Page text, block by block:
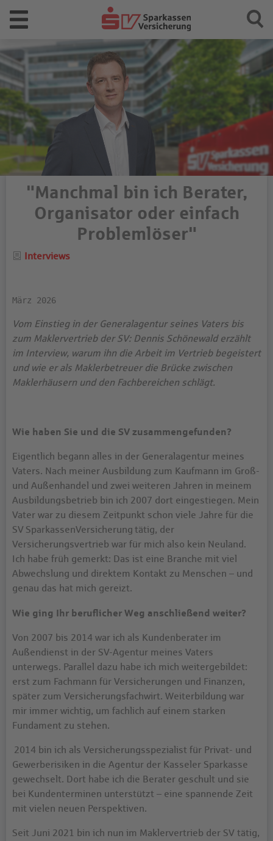
"Manchmal bin ich Berater,
Organisator oder einfach
Problemlöser"
Category
Interviews
März 2026
Vom Einstieg in der Generalagentur seines Vaters bis
zum Maklervertrieb der SV: Dennis Schönewald erzählt
im Interview, warum ihn die Arbeit im Vertrieb begeistert
und wie er als Maklerbetreuer die Brücke zwischen
Maklerhäusern und den Fachbereichen schlägt.
Wie haben Sie und die SV zusammengefunden?
Eigentlich begann alles in der Generalagentur meines
Vaters. Nach meiner Ausbildung zum Kaufmann im Groß-
und Außenhandel und zwei weiteren Jahren in meinem
Ausbildungsbetrieb bin ich 2007 dort eingestiegen. Mein
Vater war zu diesem Zeitpunkt schon viele Jahre für die
SV SparkassenVersicherung tätig, der
Versicherungsvertrieb war für mich also kein Neuland.
Ich habe früh gemerkt: Das ist eine Branche mit viel
Abwechslung und direktem Kontakt zu Menschen – und
genau das hat mich gereizt.
Wie ging Ihr beruflicher Weg anschließend weiter?
Von 2007 bis 2014 war ich als Kundenberater im
Außendienst in der SV-Agentur meines Vaters
unterwegs. Parallel dazu habe ich mich weitergebildet:
erst zum Fachmann für Versicherungen und Finanzen,
später zum Versicherungsfachwirt. Weiterbildung war
mir immer wichtig, um fachlich auf einem starken
Fundament zu stehen.
2014 bin ich als Versicherungsspezialist für Privat- und
Gewerberisiken in die Agentur der Kasseler Sparkasse
gewechselt. Dort habe ich die Berater geschult und sie
bei Kundenterminen unterstützt – eine spannende Zeit
mit vielen neuen Perspektiven.
Seit Juni 2021 bin ich nun im Maklervertrieb der SV tätig,